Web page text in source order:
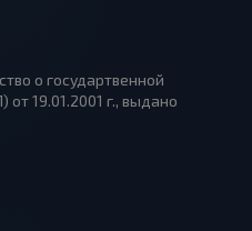
о государтвенной
19.01.2001 г., выдано